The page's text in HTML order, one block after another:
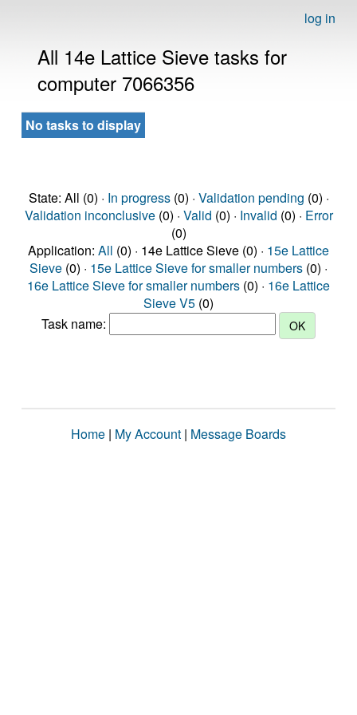
log in
All 14e Lattice Sieve tasks for
computer 7066356
No tasks to display
State: All (0) · In progress(0) · Validation pending (0) ·
Validation inconclusive(0) · Valid (0) · Invalid (0) · Error
(0)
Application: All (0) · 14e Lattice Sieve (0) · 15e Lattice
Sieve (0) · 15e Lattice Sieve for smaller numbers (0) ·
16e Lattice Sieve for smaller numbers (0) · 16e Lattice
Sieve V5 (0)
Task name:
Home | My Account | Message Boards